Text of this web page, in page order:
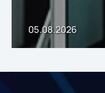
05.08.2026